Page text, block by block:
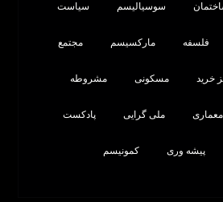
سوسیالیسم سیاست
فلسفه مارکسیسم مجتمع
خرید مسکونی مشروطه
معماری ملی گرایی پادکست
پیشه وری کمونیسم